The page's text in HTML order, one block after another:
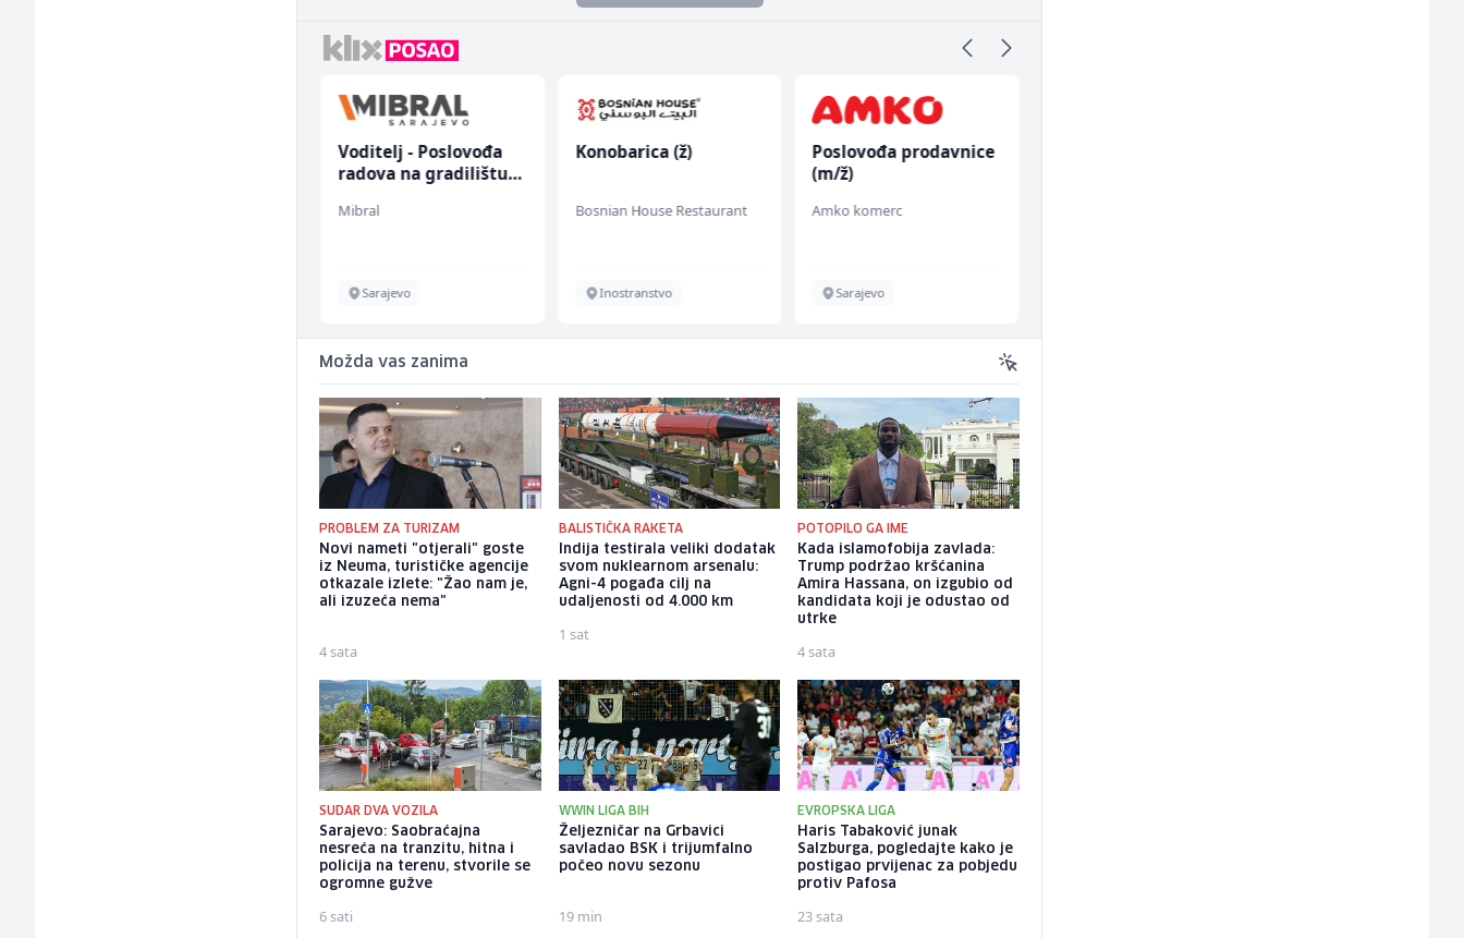
Voditelj - Poslovođa
radova na gradilištu
Mibral
Sarajevo
Konobarica (ž)
Bosnian House Restaurant
Inostranstvo
Poslovođa prodavnice
(m/ž)
Amko komerc
Sarajevo
Možda vas zanima
PROBLEM ZA TURIZAM
Novi nameti "otjerali" goste
iz Neuma, turističke agencije
otkazale izlete: "Žao nam je,
ali izuzeća nema"
4 sata
BALISTIČKA RAKETA
Indija testirala veliki dodatak
svom nuklearnom arsenalu:
Agni-4 pogađa cilj na
udaljenosti od 4.000 km
1 sat
POTOPILO GA IME
Kada islamofobija zavlada:
Trump podržao kršćanina
Amira Hassana, on izgubio od
kandidata koji je odustao od
utrke
4 sata
SUDAR DVA VOZILA
Sarajevo: Saobraćajna
nesreća na tranzitu, hitna i
policija na terenu, stvorile se
ogromne gužve
6 sati
WWIN LIGA BIH
Željezničar na Grbavici
savladao BSK i trijumfalno
počeo novu sezonu
19 min
EVROPSKA LIGA
Haris Tabaković junak
Salzburga, pogledajte kako je
postigao prvijenac za pobjedu
protiv Pafosa
23 sata